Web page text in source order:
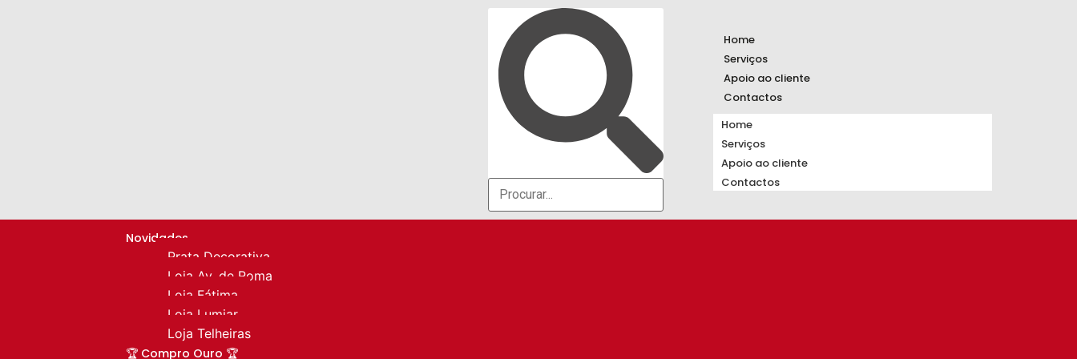
Home
Serviços
Apoio ao cliente
Contactos
Home
Serviços
Apoio ao cliente
Contactos
Novidades
Prata Decorativa
Loja Av. de Roma
Loja Fátima
Loja Lumiar
Loja Telheiras
🏆 Compro Ouro 🏆